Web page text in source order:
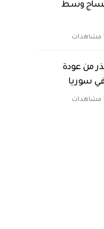
وسط
من عودة
سوريا